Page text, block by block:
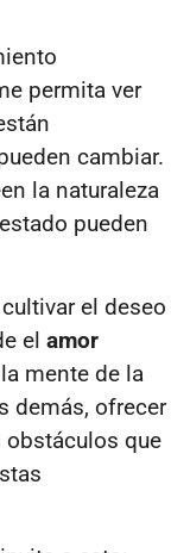
permita ver
cambiar.
la naturaleza
pueden
el deseo
el amor
mente de la
demás, ofrecer
que